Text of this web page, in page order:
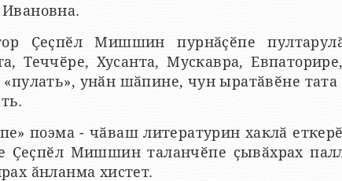
Ҫеҫпӗл Мишшин пурнӑҫӗпе
Теччӗре, Хусанта, Мускавра,
унӑн шӑпине, чун ыратӑвӗне тата
поэма - чӑваш литературин хаклӑ
Ҫеҫпӗл Мишшин таланчӗпе ҫывӑхрах
ӑнланма хистет.